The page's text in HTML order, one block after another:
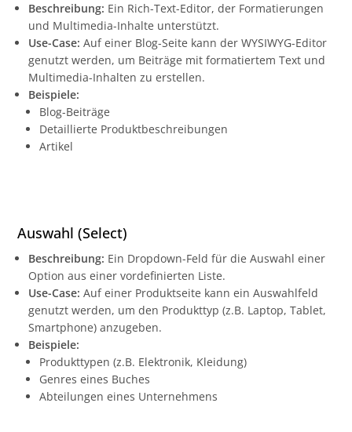
Beschreibung: Ein Rich-Text-Editor, der Formatierungen
und Multimedia-Inhalte unterstützt.
Use-Case: Auf einer Blog-Seite kann der WYSIWYG-Editor
genutzt werden, um Beiträge mit formatiertem Text und
Multimedia-Inhalten zu erstellen.
Beispiele:
Blog-Beiträge
Detaillierte Produktbeschreibungen
Artikel
Auswahl (Select)
Beschreibung: Ein Dropdown-Feld für die Auswahl einer
Option aus einer vordefinierten Liste.
Use-Case: Auf einer Produktseite kann ein Auswahlfeld
genutzt werden, um den Produkttyp (z.B. Laptop, Tablet,
Smartphone) anzugeben.
Beispiele:
Produkttypen (z.B. Elektronik, Kleidung)
Genres eines Buches
Abteilungen eines Unternehmens